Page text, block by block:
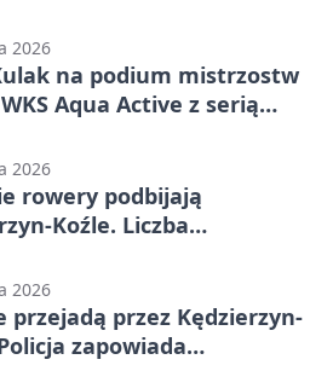
2026
na podium mistrzostw
Aqua Active z serią
2026
rowery podbijają
Koźle. Liczba
2026
przejadą przez Kędzierzyn-
zapowiada